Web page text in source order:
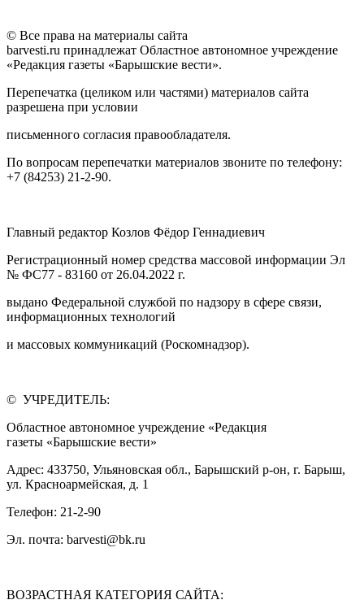
© Все права на материалы сайта
barvesti.ru принадлежат Областное автономное учреждение
«Редакция газеты «Барышские вести».
Перепечатка (целиком или частями) материалов сайта
разрешена при условии
письменного согласия правообладателя.
По вопросам перепечатки материалов звоните по телефону:
+7 (84253) 21-2-90.
Главный редактор Козлов Фёдор Геннадиевич
Регистрационный номер средства массовой информации Эл
№ ФС77 - 83160 от 26.04.2022 г.
выдано Федеральной службой по надзору в сфере связи,
информационных технологий
и массовых коммуникаций (Роскомнадзор).
© УЧРЕДИТЕЛЬ:
Областное автономное учреждение «Редакция
газеты «Барышские вести»
Адрес: 433750, Ульяновская обл., Барышский р-он, г. Барыш,
ул. Красноармейская, д. 1
Телефон: 21-2-90
Эл. почта: barvesti@bk.ru
ВОЗРАСТНАЯ КАТЕГОРИЯ САЙТА: